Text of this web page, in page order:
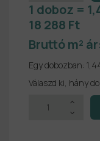
1 doboz =
18 288 Ft
Bruttó m²
Egy dobozban:
Válaszd ki, hány